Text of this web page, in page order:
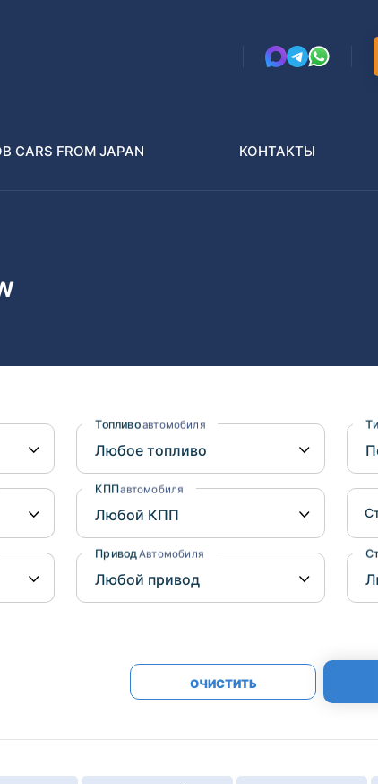
Nissan
Mazda
Mitsubishi
Subaru
Suzuki
Lexus
BMW
Audi
FROM JAPAN КОНТАКТЫ
Топливоавтомобиля
КППавтомобиля
Привод Автомобиля
ОЧИСТИТЬ